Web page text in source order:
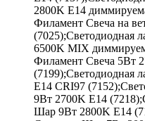
2800K E14
Филамент Свеча на
(7025);Светодиодная
6500K MIX
Филамент Свеча 5Вт
(7199);Светодиодная
E14 CRI97
9Вт 2700K E14
Шар 9Вт 2800K E14